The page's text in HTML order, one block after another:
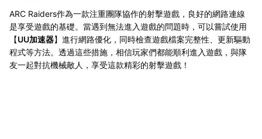
ARC Raiders作為一款注重團隊協作的射擊遊戲，良好的網路連線
是享受遊戲的基礎。當遇到無法進入遊戲的問題時，可以嘗試使用
【UU加速器】進行網路優化，同時檢查遊戲檔案完整性、更新驅動
程式等方法。透過這些措施，相信玩家們都能順利進入遊戲，與隊
友一起對抗機械敵人，享受這款精彩的射擊遊戲！